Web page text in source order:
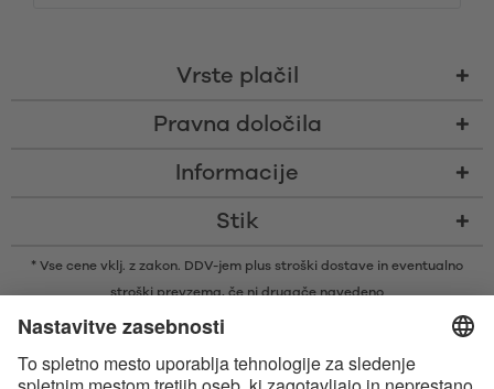
Vrste plačil
Pravna določila
Informacije
Stik
* Vse cene vklj. z zakon. DDV-jem plus stroški dostave in eventualno
stroški prevzema, če ni drugače navedeno
* Besedna znamka in logotipi Bluetooth® so zaščitene blagovne znamke v
licenco za njihovo uporabo.